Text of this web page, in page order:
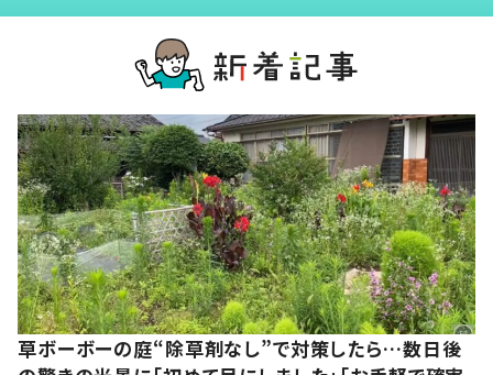
草ボーボーの庭“除草剤なし”で対策したら…数日後